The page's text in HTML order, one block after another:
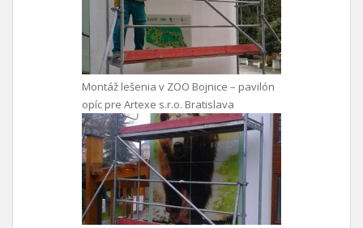
Montáž lešenia v ZOO Bojnice – pavilón
opíc pre Artexe s.r.o. Bratislava